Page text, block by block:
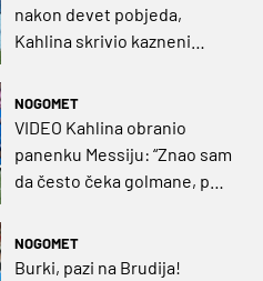
nakon devet pobjeda,
Kahlina skrivio kazneni
NOGOMET
VIDEO Kahlina obranio
panenku Messiju: “Znao sam
da često čeka golmane, pa
NOGOMET
Burki, pazi na Brudija!